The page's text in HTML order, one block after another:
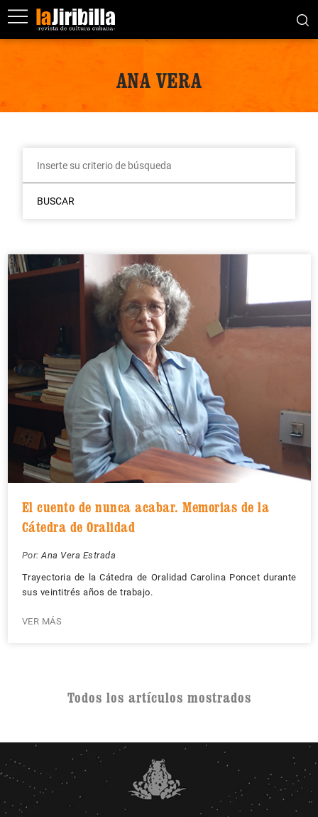
ANA VERA
BUSCAR
El cuento de nunca acabar. Memorias de la
Cátedra de Oralidad
Por: Ana Vera Estrada
Trayectoria de la Cátedra de Oralidad Carolina Poncet durante
sus veintitrés años de trabajo.
VER MÁS
Todos los artículos mostrados